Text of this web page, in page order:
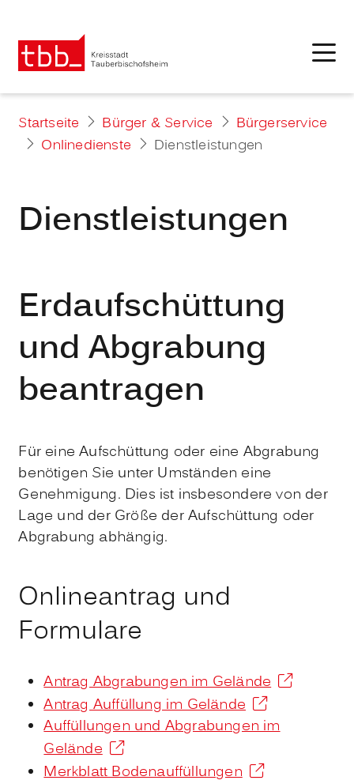
Startseite Bürger & Service
Bürgerservice
Onlinedienste
Dienstleistungen
Dienstleistungen
Erdaufschüttung
und Abgrabung
beantragen
Für eine Aufschüttung oder eine Abgrabung
benötigen Sie unter Umständen eine
Genehmigung. Dies ist insbesondere von der
Lage und der Größe der Aufschüttung oder
Abgrabung abhängig.
Onlineantrag und
Formulare
Antrag Abgrabungen im Gelände
Antrag Auffüllung im Gelände
Auffüllungen und Abgrabungen im
Gelände
Merkblatt Bodenauffüllungen